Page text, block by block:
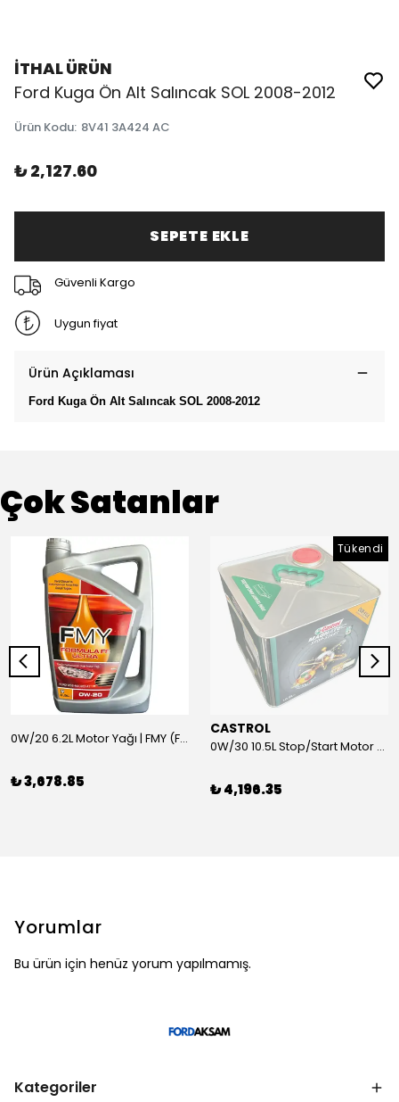
İTHAL ÜRÜN
Ford Kuga Ön Alt Salıncak SOL 2008-2012
Ürün Kodu: 8V41 3A424 AC
₺ 2,127.60
SEPETE EKLE
Güvenli Kargo
Uygun fiyat
Ürün Açıklaması
Ford Kuga Ön Alt Salıncak SOL 2008-2012
Çok Satanlar
0W/20 6.2L Motor Yağı | FMY (Ford Motor Yağları)
₺ 3,678.85
Tükendi
CASTROL
0W/30 10.5L Stop/Start Motor Yağı | CASTROL
₺ 4,196.35
Yorumlar
Bu ürün için henüz yorum yapılmamış.
Kategoriler